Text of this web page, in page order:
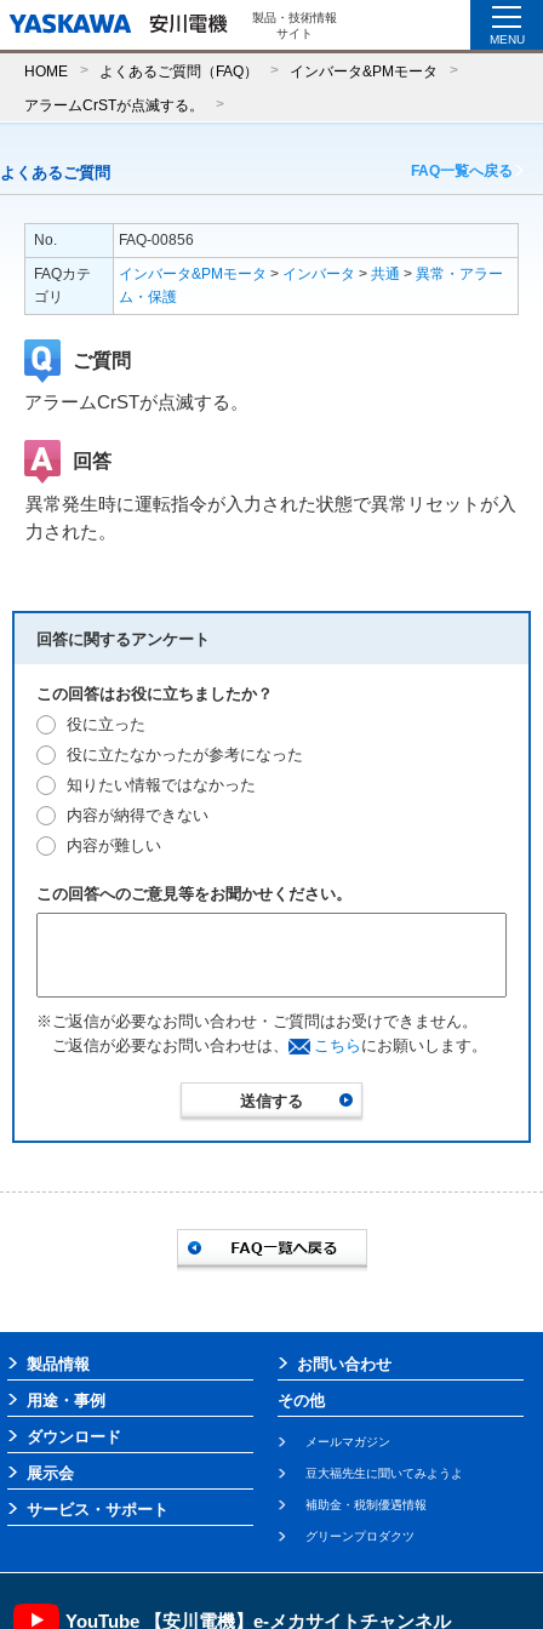
製品・技術情報
サイト
MENU
HOME よくあるご質問（FAQ） インバータ&PMモータ
アラームCrSTが点滅する。
よくあるご質問 FAQ一覧へ戻る
No.
FAQ-00856
FAQカテ
ゴリ
インバータ&PMモータ > インバータ > 共通 > 異常・アラー
ム・保護
ご質問
アラームCrSTが点滅する。
回答
異常発生時に運転指令が入力された状態で異常リセットが入
力された。
回答に関するアンケート
この回答はお役に立ちましたか？
役に立った
役に立たなかったが参考になった
知りたい情報ではなかった
内容が納得できない
内容が難しい
この回答へのご意見等をお聞かせください。
※ご返信が必要なお問い合わせ・ご質問はお受けできません。
ご返信が必要なお問い合わせは、
こちら にお願いします。
製品情報
用途・事例
ダウンロード
展示会
サービス・サポート
お問い合わせ
その他
メールマガジン
豆大福先生に聞いてみようよ
補助金・税制優遇情報
グリーンプロダクツ
YouTube 【安川電機】e-メカサイトチャンネル